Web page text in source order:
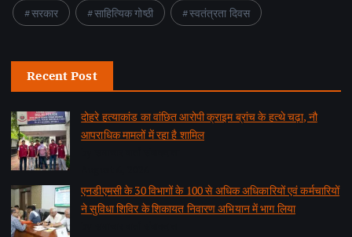
सरकार
साहित्यिक गोष्ठी स्वतंत्रता दिवस
Recent Post
दोहरे हत्याकांड का वांछित आरोपी क्राइम ब्रांच के हत्थे चढ़ा, नौ
आपराधिक मामलों में रहा है शामिल
एनडीएमसी के 30 विभागों के 100 से अधिक अधिकारियों एवं कर्मचारियों
ने सुविधा शिविर के शिकायत निवारण अभियान में भाग लिया